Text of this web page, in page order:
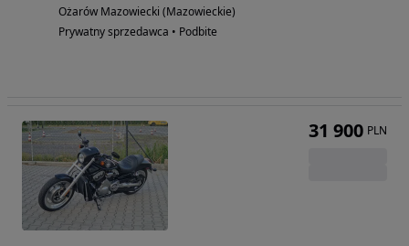
Ożarów Mazowiecki (Mazowieckie)
Prywatny sprzedawca • Podbite
31 900 PLN